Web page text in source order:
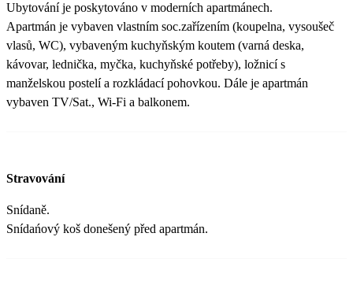
Ubytování je poskytováno v moderních apartmánech.
Apartmán je vybaven vlastním soc.zařízením (koupelna, vysoušeč
vlasů, WC), vybaveným kuchyňským koutem (varná deska,
kávovar, lednička, myčka, kuchyňské potřeby), ložnicí s
manželskou postelí a rozkládací pohovkou. Dále je apartmán
vybaven TV/Sat., Wi-Fi a balkonem.
Stravování
Snídaně.
Snídańový koš donešený před apartmán.